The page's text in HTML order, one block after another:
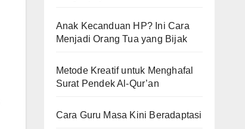
Anak Kecanduan HP? Ini Cara
Menjadi Orang Tua yang Bijak
Metode Kreatif untuk Menghafal
Surat Pendek Al-Qur’an
Cara Guru Masa Kini Beradaptasi